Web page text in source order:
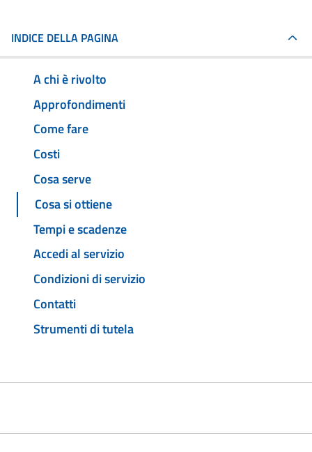
INDICE DELLA PAGINA
A chi è rivolto
Approfondimenti
Come fare
Costi
Cosa serve
Cosa si ottiene
Tempi e scadenze
Accedi al servizio
Condizioni di servizio
Contatti
Strumenti di tutela